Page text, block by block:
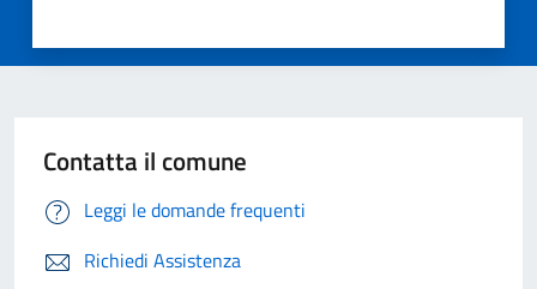
Contatta il comune
Leggi le domande frequenti
Richiedi Assistenza